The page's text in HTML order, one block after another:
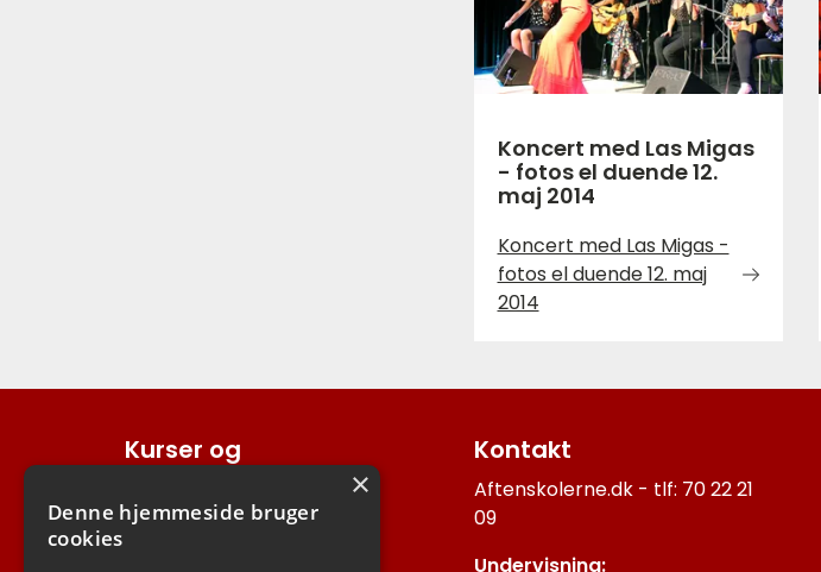
Koncert med Las Migas
- fotos el duende 12.
maj 2014
Koncert med Las Migas -
fotos el duende 12. maj
2014
Kurser og
Flamenco Foreningen El
Kontakt
Aftenskolerne.dk - tlf: 70 22 21
09
Undervisning:
×
Denne hjemmeside bruger
cookies